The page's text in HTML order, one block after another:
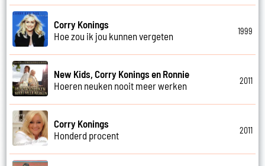
Corry Konings
Hoe zou ik jou kunnen vergeten
1999
New Kids, Corry Konings en Ronnie
Hoeren neuken nooit meer werken
2011
Corry Konings
Honderd procent
2011